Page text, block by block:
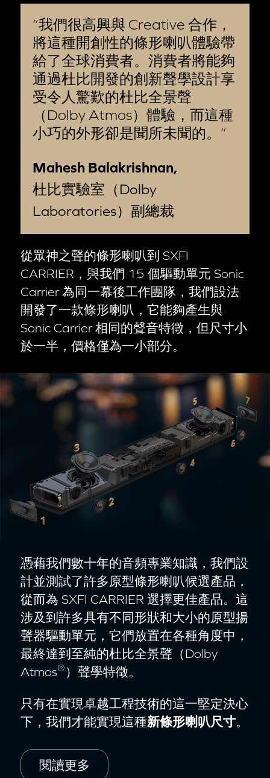
我們很高興與 Creative 合作，
將這種開創性的條形喇叭體驗帶
給了全球消費者。消費者將能夠
通過杜比開發的創新聲學設計享
受令人驚歎的杜比全景聲
（Dolby Atmos）體驗，而這種
小巧的外形卻是聞所未聞的。
Mahesh Balakrishnan,
杜比實驗室（Dolby
Laboratories）副總裁
從眾神之聲的條形喇叭到 SXFI
CARRIER，與我們 15 個驅動單元 Sonic
Carrier 為同一幕後工作團隊，我們設法
開發了一款條形喇叭，它能夠產生與
Sonic Carrier 相同的聲音特徵，但尺寸小
於一半，價格僅為一小部分。
憑藉我們數十年的音頻專業知識，我們設
計並測試了許多原型條形喇叭候選產品，
從而為 SXFI CARRIER 選擇更佳產品。這
涉及到許多具有不同形狀和大小的原型揚
聲器驅動單元，它們放置在各種角度中，
最終達到至純的杜比全景聲（Dolby
Atmos® ）聲學特徵。
只有在實現卓越工程技術的這一堅定決心
下，我們才能實現這種新條形喇叭尺寸。
閱讀更多